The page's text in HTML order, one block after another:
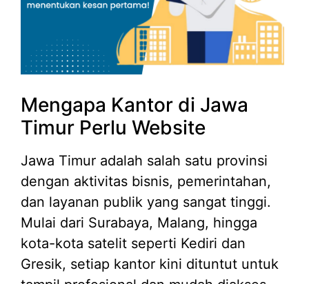
Mengapa Kantor di Jawa
Timur Perlu Website
Jawa Timur adalah salah satu provinsi
dengan aktivitas bisnis, pemerintahan,
dan layanan publik yang sangat tinggi.
Mulai dari Surabaya, Malang, hingga
kota-kota satelit seperti Kediri dan
Gresik, setiap kantor kini dituntut untuk